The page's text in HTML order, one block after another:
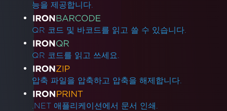
능을 제공합니다.
QR 코드 및 바코드를 읽고 쓸 수 있습니다.
QR 코드를 읽고 쓰세요.
압축 파일을 압축하고 압축을 해제합니다.
.NET 애플리케이션에서 문서 인쇄.